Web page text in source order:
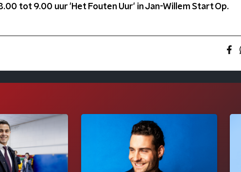
tot 9.00 uur 'Het Fouten Uur' in Jan-Willem Start Op.